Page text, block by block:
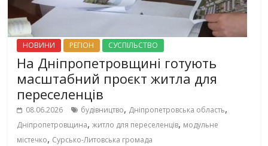
НОВИНИ РЕГІОН СУСПІЛЬСТВО
На Дніпропетровщині готують
масштабний проєкт житла для
переселенців
08.06.2026 будівництво, Дніпропетровська область,
Дніпропетровщина,житло для переселенців, модульне
містечко, Сурсько-Литовська громада